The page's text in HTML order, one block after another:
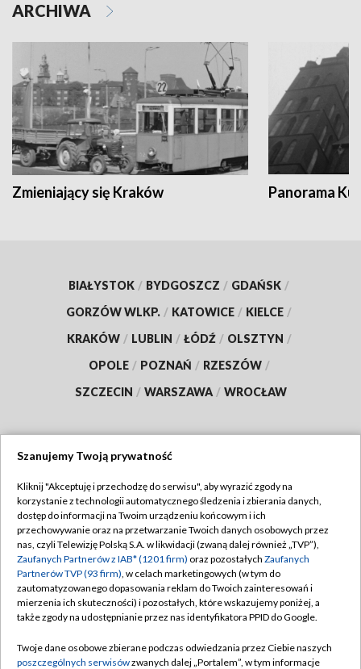
ARCHIWA
Zmieniający się Kraków Panorama
BIAŁYSTOK / BYDGOSZCZ / GDAŃSK /
GORZÓW WLKP. / KATOWICE / KIELCE /
KRAKÓW / LUBLIN / ŁÓDŹ / OLSZTYN /
OPOLE / POZNAŃ / RZESZÓW /
SZCZECIN / WARSZAWA / WROCŁAW
TVP
Abonament TVP
Emisja w TVP
Centrum informacji TVP
Naziemna Telewizja Cyfrowa
Rada Programowa
Regulamin TVP
Polityka prywatności
Moje zgody
Pomoc
Kontakt
Szanujemy Twoją prywatność
Kliknij "Akceptuję i przechodzę do serwisu", aby wyrazić zgody na
korzystanie z technologii automatycznego śledzenia i zbierania danych,
dostęp do informacji na Twoim urządzeniu końcowym i ich
przechowywanie oraz na przetwarzanie Twoich danych osobowych przez
nas, czyli Telewizję Polską S.A. w likwidacji (zwaną dalej również „TVP”),
Zaufanych Partnerów z IAB* (1201 firm) oraz pozostałych Zaufanych
Partnerów TVP (93 firm), w celach marketingowych (w tym do
zautomatyzowanego dopasowania reklam do Twoich zainteresowań i
mierzenia ich skuteczności) i pozostałych, które wskazujemy poniżej, a
także zgody na udostępnianie przez nas identyfikatora PPID do Google.
Twoje dane osobowe zbierane podczas odwiedzania przez Ciebie naszych
poszczególnych serwisówzwanych dalej „Portalem”, w tym informacje